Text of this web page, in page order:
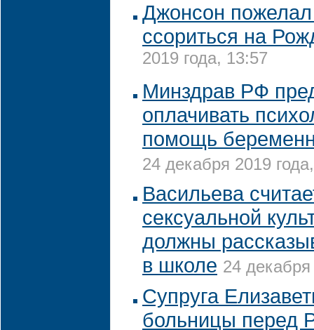
Джонсон
ссориться на
2019 года, 13:57
Минздрав РФ
оплачивать
помощь
24 декабря 2019
Васильева
сексуальной
должны
в школе 24
Супруга
больницы перед